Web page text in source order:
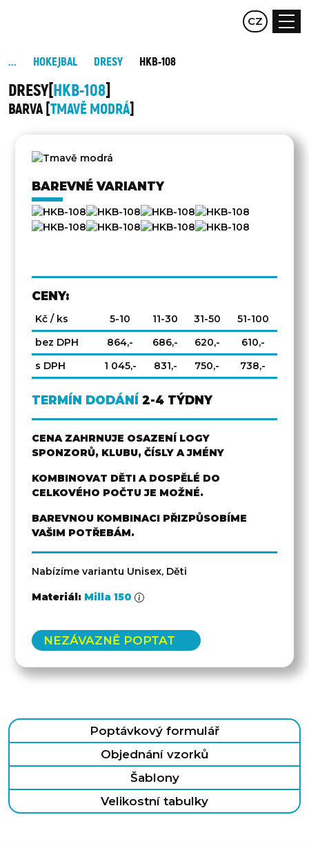
EN DE
CZ
HOKEJBAL DRESY HKB-108
DRESY HKB-108
BARVA TMAVĚ MODRÁ
BAREVNÉ VARIANTY
CENY:
Kč / ks 5-10 11-30 31-50
51-100
bez DPH
864,- 686,- 620,-
610,-
s DPH
1 045,- 831,- 750,- 738,-
TERMÍN DODÁNÍ 2-4 TÝDNY
CENA ZAHRNUJE OSAZENÍ LOGY
SPONZORŮ, KLUBU, ČÍSLY A JMÉNY
KOMBINOVAT DĚTI A DOSPĚLÉ DO
CELKOVÉHO POČTU JE MOŽNÉ.
BAREVNOU KOMBINACI PŘIZPŮSOBÍME
VAŠIM POTŘEBÁM.
Nabízíme variantu Unisex, Děti
Materiál: Milla 150
NEZÁVAZNĚ POPTAT
Poptávkový formulář
Objednání vzorků
Šablony
Velikostní tabulky